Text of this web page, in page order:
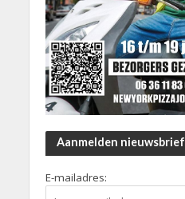
Aanmelden nieuwsbrief
E-mailadres: